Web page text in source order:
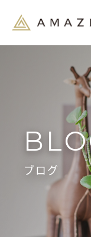
ブログ